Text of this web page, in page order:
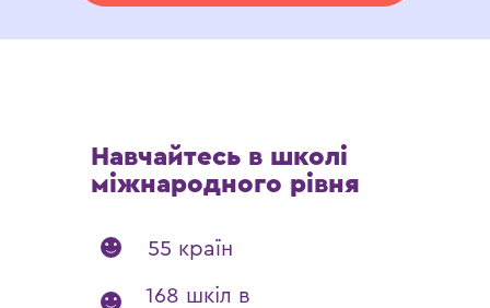
168 шкіл в
Навчайтесь в школі
міжнародного рівня
55 країн